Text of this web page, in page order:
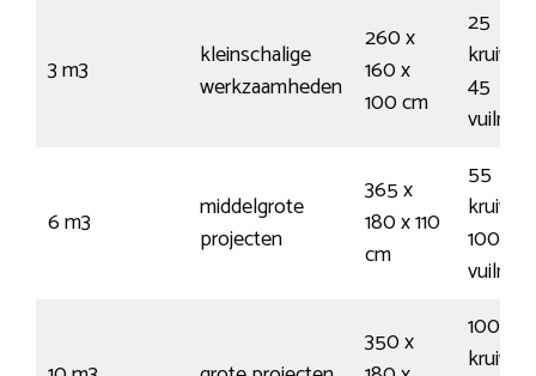
3 m3
kleinschalige
werkzaamheden
260 x
160 x
100 cm
25
45
6 m3
middelgrote
projecten
365 x
180 x 110
cm
55
100
350 x
100